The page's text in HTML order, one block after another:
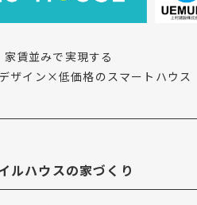
家賃並みで実現する
ザイン×低価格のスマートハウス
ルハウスの家づくり